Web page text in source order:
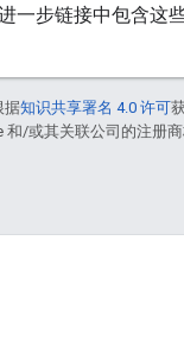
一步链接中包含这
据知识共享署名 4.0 许可
和/或其关联公司的注册商